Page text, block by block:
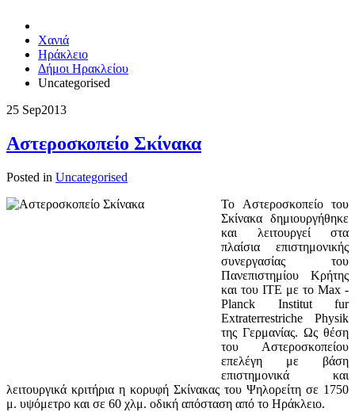
Χανιά
Ηράκλειο
Δήμοι Ηρακλείου
Uncategorised
25 Sep2013
Αστεροσκοπείο Σκίνακα
Posted in Uncategorised
Το Αστεροσκοπείο του
Σκίνακα δημιουργήθηκε
και λειτουργεί στα
πλαίσια επιστημονικής
συνεργασίας του
Πανεπιστημίου Κρήτης
και του ΙΤΕ με το Max -
Planck Institut fur
Extraterrestriche Physik
της Γερμανίας. Ως θέση
του Αστεροσκοπείου
επελέγη με βάση
επιστημονικά και
λειτουργικά κριτήρια η κορυφή Σκίνακας του Ψηλορείτη σε 1750
μ. υψόμετρο και σε 60 χλμ. οδική απόσταση από το Ηράκλειο.